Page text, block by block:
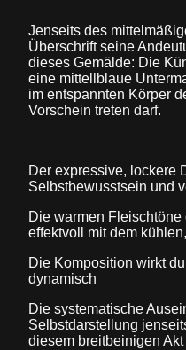
Jenseits des
Überschrift seine
dieses Gemälde: Die
eine mittellblaue
im entspannten Körper
Vorschein treten darf.
Der expressive, lockere
Selbstbewusstsein und
Die warmen
effektvoll mit dem
Die Komposition wirkt
dynamisch
Die systematische
Selbstdarstellung
diesem breitbeinigen